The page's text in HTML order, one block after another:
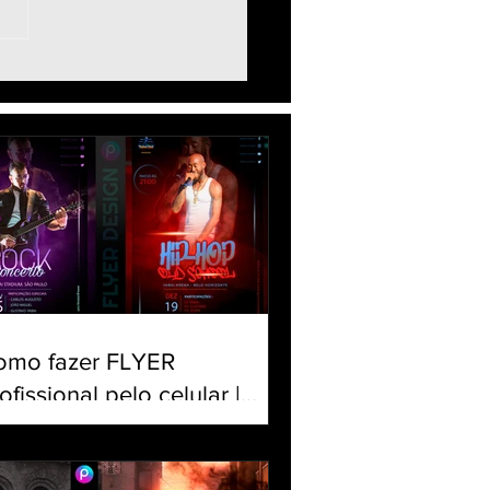
Photo Editing PicsArt -
Editar foto no celular
Photo Editing
in PicsArt
fazer FLYER
pelo celular |
banner para Evento |
Panfleto PicsArt